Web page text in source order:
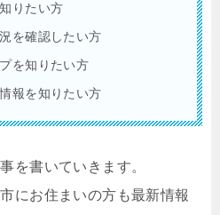
りたい方
を確認したい方
を知りたい方
報を知りたい方
を書いていきます。
にお住まいの方も最新情報